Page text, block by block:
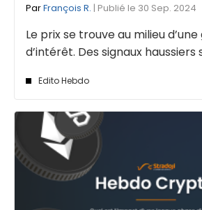
ParFrançois R. | Publié le 30 Sep. 2024
Le prix se trouve au milieu
d’intérêt. Des signaux haussiers
Edito Hebdo